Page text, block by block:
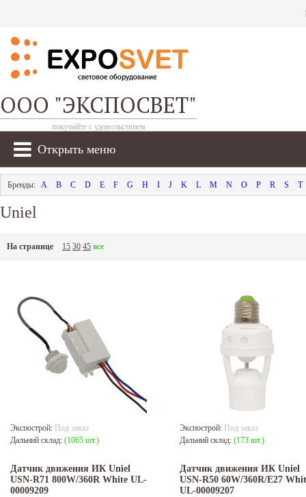
ООО "ЭКСПОСВЕТ"
покупайте с удовольствием
Открыть меню
A B C D E F G H I J K L M N O P R S T
Uniel
На странице 15 30 45 все
Экспострой: Под заказ
Дальний склад: (1065 шт.)
Датчик движения ИК Uniel
USN-R71 800W/360R White UL-
00009209
Экспострой: Под заказ
Дальний склад: (173 шт.)
Датчик движения ИК Uniel
USN-R50 60W/360R/E27
UL-00009207